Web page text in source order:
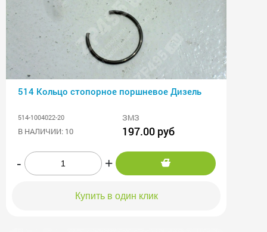
514 Кольцо стопорное поршневое Дизель
514-1004022-20
ЗМЗ
В НАЛИЧИИ: 10
197.00 руб
- +
Купить в один клик